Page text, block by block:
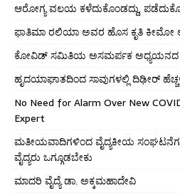
ಆರೋಗ್ಯ ವಲಯ ಕಳೆದುಕೊಂಡದ್ದು,
ಫಾತಿಮಾ ರಲಿಯಾ ಅವರ ಹೊಸ ಕೃತಿ ಕೀಮೋ
ಕೋವಿಡ್ ಸಮಿತಿಯ ಅಸಮರ್ಪಕ ಅಧ್ಯಯನದ
ಹೃದಯಾಘಾತದಿಂದ ಸಾವುಗಳಲ್ಲಿ ದಿಢೀರ್
No Need for Alarm Over New
Expert
ಮತೀಯವಾದಿಗಳಿಂದ ವೈದ್ಯಕೀಯ
ವೈದ್ಯರು ಒಗ್ಗೂಡಬೇಕು
ಮಾದರಿ ವೈದ್ಯೆ ಡಾ. ಅಕ್ಕಮಹಾದೇವಿ